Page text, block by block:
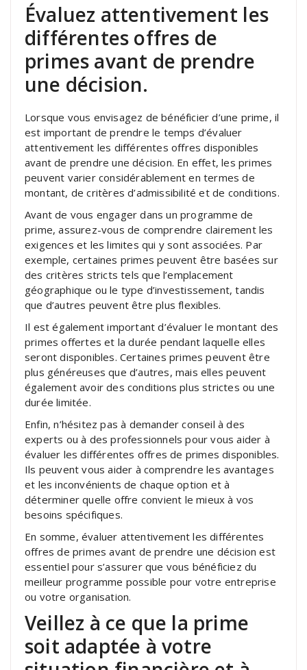
Évaluez attentivement les
différentes offres de
primes avant de prendre
une décision.
Lorsque vous envisagez de bénéficier d’une prime, il
est important de prendre le temps d’évaluer
attentivement les différentes offres disponibles
avant de prendre une décision. En effet, les primes
peuvent varier considérablement en termes de
montant, de critères d’admissibilité et de conditions.
Avant de vous engager dans un programme de
prime, assurez-vous de comprendre clairement les
exigences et les limites qui y sont associées. Par
exemple, certaines primes peuvent être basées sur
des critères stricts tels que l’emplacement
géographique ou le type d’investissement, tandis
que d’autres peuvent être plus flexibles.
Il est également important d’évaluer le montant des
primes offertes et la durée pendant laquelle elles
seront disponibles. Certaines primes peuvent être
plus généreuses que d’autres, mais elles peuvent
également avoir des conditions plus strictes ou une
durée limitée.
Enfin, n’hésitez pas à demander conseil à des
experts ou à des professionnels pour vous aider à
évaluer les différentes offres de primes disponibles.
Ils peuvent vous aider à comprendre les avantages
et les inconvénients de chaque option et à
déterminer quelle offre convient le mieux à vos
besoins spécifiques.
En somme, évaluer attentivement les différentes
offres de primes avant de prendre une décision est
essentiel pour s’assurer que vous bénéficiez du
meilleur programme possible pour votre entreprise
ou votre organisation.
Veillez à ce que la prime
soit adaptée à votre